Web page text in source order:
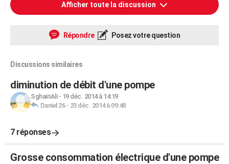
Afficher toute la discussion
Répondre Posez votre question
Discussions similaires
diminution de débit d'une pompe
SghairiAli- 19 déc. 2014 à 14:19
Daniel 26- 23 déc. 2014 à 09:48
7 réponses
Grosse consommation électrique d'une pompe